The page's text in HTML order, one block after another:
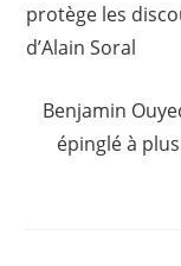
protège les
d’Alain Soral
Benjamin
épinglé à